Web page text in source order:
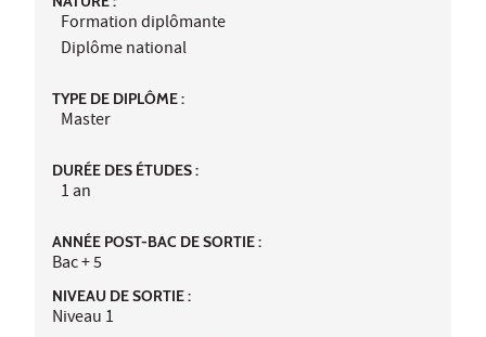
Formation diplômante
Diplôme national
TYPE DE DIPLÔME :
Master
DURÉE DES ÉTUDES :
1 an
ANNÉE POST-BAC DE SORTIE :
Bac + 5
NIVEAU DE SORTIE :
Niveau 1